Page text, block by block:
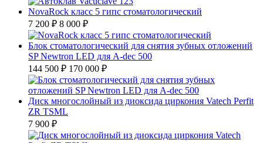
NovaRock класс 5 гипс стоматологический
7 200 ₽ 8 000 ₽
Блок стоматологический для снятия зубных отложений
SP Newtron LED для A-dec 500
144 500 ₽ 170 000 ₽
Диск многослойный из диоксида циркония Vatech Perfit
ZR TSML
7 900 ₽